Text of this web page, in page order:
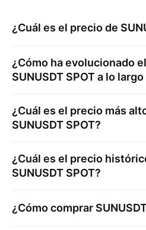
¿Cuál es el precio de
¿Cómo ha evolucionado
SUNUSDT SPOTa lo
¿Cuál es el precio más
SUNUSDT SPOT?
¿Cuál es el precio
SUNUSDT SPOT?
¿Cómo comprar